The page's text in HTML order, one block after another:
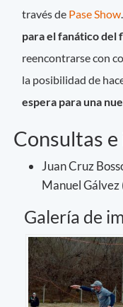
través de Pase Show
para el fanático del
reencontrarse con
la posibilidad de
espera para una
Consultas
Juan Cruz
Manuel
Galería de